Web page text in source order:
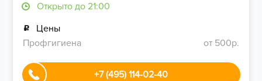
Открыто до 21:00
Цены
Профгигиена
от 500р.
+7 (495) 114-02-40